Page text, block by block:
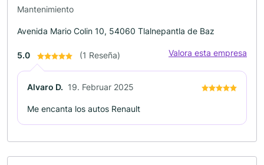
Mantenimiento
Avenida Mario Colin 10, 54060 Tlalnepantla de Baz
5.0 (1 Reseña) Valora esta empresa
Alvaro D. 19. Februar 2025
Me encanta los autos Renault